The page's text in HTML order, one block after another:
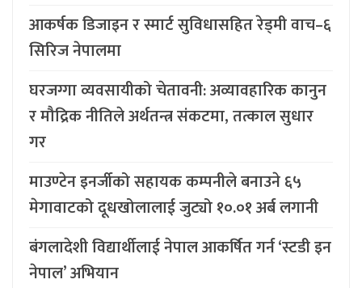
आकर्षक डिजाइन र स्मार्ट सुविधासहित रेड्मी वाच–६
सिरिज नेपालमा
घरजग्गा व्यवसायीको चेतावनी: अव्यावहारिक कानुन
र मौद्रिक नीतिले अर्थतन्त्र संकटमा, तत्काल सुधार
गर
माउण्टेन इनर्जीको सहायक कम्पनीले बनाउने ६५
मेगावाटको दूधखोलालाई जुट्यो १०.०१ अर्ब लगानी
बंगलादेशी विद्यार्थीलाई नेपाल आकर्षित गर्न ‘स्टडी इन
नेपाल’ अभियान